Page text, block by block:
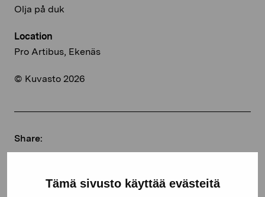
Tämä sivusto käyttää evästeitä
Olja på duk
Location
Pro Artibus, Ekenäs
© Kuvasto 2026
Share:
Linkedin